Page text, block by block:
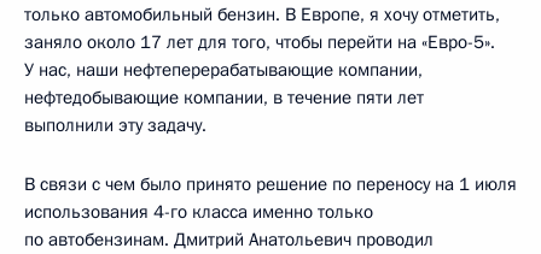
только автомобильный бензин. В Европе, я хочу отметить,
заняло около 17 лет для того, чтобы перейти на «Евро-5».
У нас, наши нефтеперерабатывающие компании,
нефтедобывающие компании, в течение пяти лет
выполнили эту задачу.
В связи с чем было принято решение по переносу на 1 июля
использования 4-го класса именно только
по автобензинам. Дмитрий Анатольевич проводил